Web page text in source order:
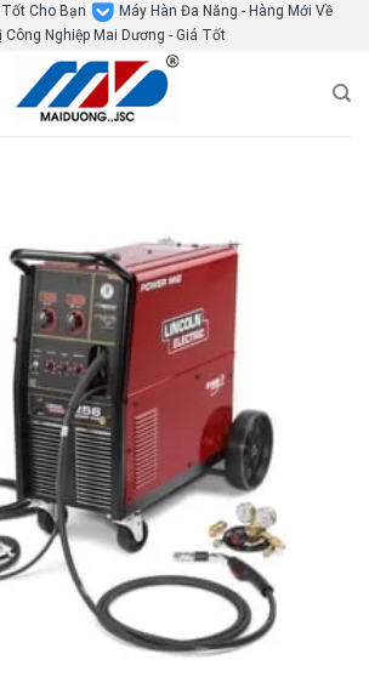
Cho Bạn
Máy Hàn Đa Năng - Hàng Mới Về
Công Nghiệp Mai Dương - Giá Tốt